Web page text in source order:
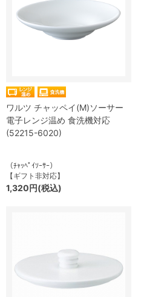
ワルツ チャッペイ(M)ソーサー
電子レンジ温め 食洗機対応
(52215-6020)
（ﾁｬｯﾍﾟｲｿｰｻｰ）
【ギフト非対応】
1,320円(税込)